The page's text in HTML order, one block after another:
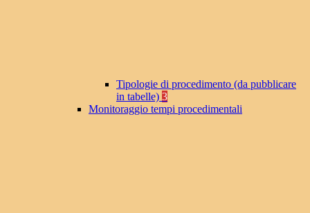
Tipologie di procedimento (da pubblicare
in tabelle) 3
Monitoraggio tempi procedimentali